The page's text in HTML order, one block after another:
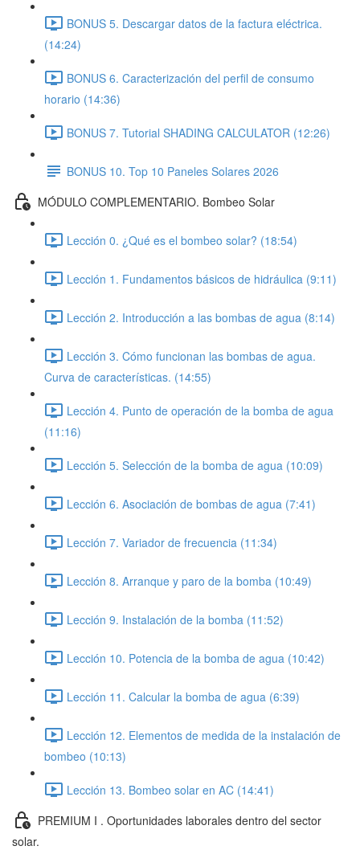
BONUS 5. Descargar datos de la factura eléctrica.
(14:24)
BONUS 6. Caracterización del perfil de consumo
horario (14:36)
BONUS 7. Tutorial SHADING CALCULATOR (12:26)
BONUS 10. Top 10 Paneles Solares 2026
MÓDULO COMPLEMENTARIO. Bombeo Solar
Lección 0. ¿Qué es el bombeo solar? (18:54)
Lección 1. Fundamentos básicos de hidráulica (9:11)
Lección 2. Introducción a las bombas de agua (8:14)
Lección 3. Cómo funcionan las bombas de agua.
Curva de características. (14:55)
Lección 4. Punto de operación de la bomba de agua
(11:16)
Lección 5. Selección de la bomba de agua (10:09)
Lección 6. Asociación de bombas de agua (7:41)
Lección 7. Variador de frecuencia (11:34)
Lección 8. Arranque y paro de la bomba (10:49)
Lección 9. Instalación de la bomba (11:52)
Lección 10. Potencia de la bomba de agua (10:42)
Lección 11. Calcular la bomba de agua (6:39)
Lección 12. Elementos de medida de la instalación de
bombeo (10:13)
Lección 13. Bombeo solar en AC (14:41)
PREMIUM I . Oportunidades laborales dentro del sector
solar.